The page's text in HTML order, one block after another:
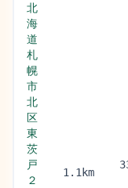
北
海
道
札
幌
市
北
区
東
茨
戸
２
1.1km